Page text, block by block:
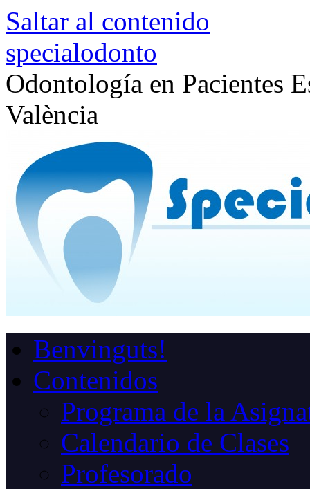
Saltar al contenido
specialodonto
Odontología en Pacientes
València
Benvinguts!
Contenidos
Programa de la
Calendario de Clases
Profesorado